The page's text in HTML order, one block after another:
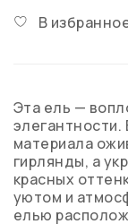
В
Эта ель —
элегантности.
материала
гирлянды, а
красных
уютом и
елью